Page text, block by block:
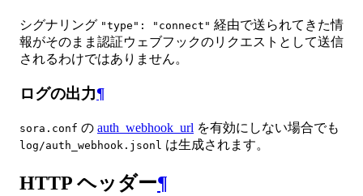
シグナリング "type": "connect" 経由で送られてきた情
報がそのまま認証ウェブフックのリクエストとして送信
されるわけではありません。
ログの出力¶
sora.conf の auth_webhook_url を有効にしない場合でも
log/auth_webhook.jsonl は生成されます。
HTTP ヘッダー¶